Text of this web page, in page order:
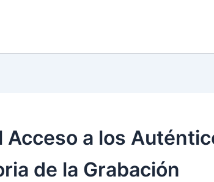
Acceso a los
de la Grabación